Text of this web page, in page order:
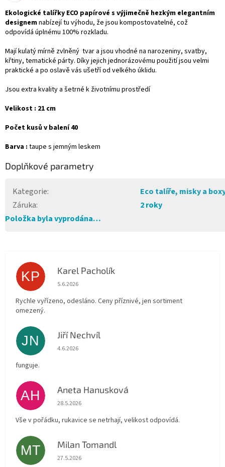
Ekologické talířky ECO papírové s výjimečně hezkým elegantním
designemnabízejí tu výhodu, že jsou kompostovatelné, což
odpovídá úplnému 100% rozkladu.
Mají kulatý mírně zvlněný tvar a jsou vhodné na narozeniny, svatby,
křtiny, tematické párty. Díky jejich jednorázovému použití jsou velmi
praktické a po oslavě vás ušetří od velkého úklidu.
Jsou extra kvality a šetrné k životnímu prostředí
Velikost : 21 cm
Počet kusů v balení 40
Barva : taupe s jemným leskem
Doplňkové parametry
Kategorie:
Eco talíře, misky a
Záruka:
2 roky
Položka byla vyprodána…
KP Karel Pacholík
Hodnocení obchodu je 4 z 5 hvězdiček.
5.6.2026
Rychle vyřízeno, odesláno. Ceny příznivé, jen sortiment
omezený.
JN Jiří Nechvíl
Hodnocení obchodu je 5 z 5 hvězdiček.
4.6.2026
funguje.
AH Aneta Hanusková
Hodnocení obchodu je 5 z 5 hvězdiček.
28.5.2026
Vše v pořádku, rukavice se netrhají, velikost odpovídá.
MT Milan Tomandl
Hodnocení obchodu je 5 z 5 hvězdiček.
27.5.2026